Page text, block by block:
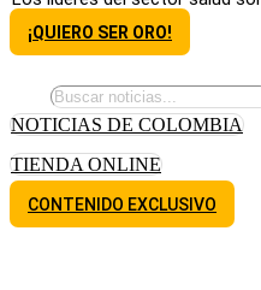
¡QUIERO SER ORO!
NOTICIAS DE COLOMBIA
TIENDA ONLINE
CONTENIDO EXCLUSIVO